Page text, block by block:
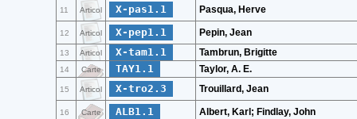
11 Articol X-pas1.1 Pasqua, Herve
12 Articol X-pep1.1 Pepin, Jean
13 Articol X-tam1.1 Tambrun, Brigitte
14 Carte TAY1.1 Taylor, A. E.
15 Articol X-tro2.3 Trouillard, Jean
16 Carte ALB1.1 Albert, Karl; Findlay, John